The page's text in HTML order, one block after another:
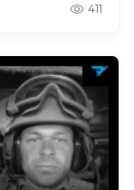
411